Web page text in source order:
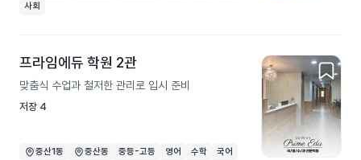
사회
프라임에듀 학원 2관
맞춤식 수업과 철저한 관리로 입시 준비
저장 4
중산1동 중산동 중등-고등 영어 수학
국어